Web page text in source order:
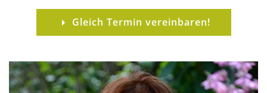
Gleich Termin vereinbaren!